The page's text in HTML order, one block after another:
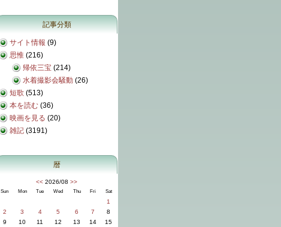
記事分類
サイト情報 (9)
思惟 (216)
帰依三宝 (214)
水着撮影会騒動 (26)
短歌 (513)
本を読む (36)
映画を見る (20)
雑記 (3191)
暦
<< 2026/08 >>
Sun Mon Tue Wed Thu Fri Sat
1
2
3 4 5 6 7
8
9
10 11 12 13 14
15